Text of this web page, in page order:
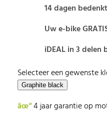
14 dagen
Uw e-bike
iDEAL in 3 delen
Selecteer een gewenste
âœ“4 jaar garantie op